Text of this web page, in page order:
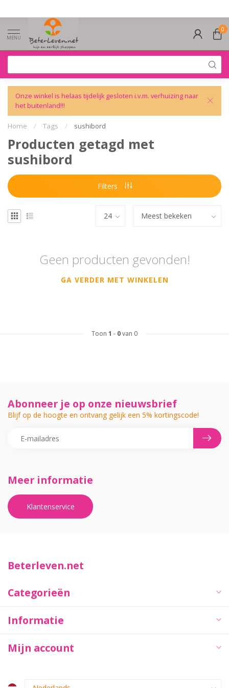
MENU
0
Onze winkel is helaas tijdelijk gesloten i.v.m. verhuizing naar
het buitenland!!!
Home / Tags / sushibord
Producten getagd met
sushibord
Filters
Geen producten gevonden!
GA VERDER MET WINKELEN
Toon 1 - 0van 0
Meer informatie
Klantenservice
Abonneer je op onze nieuwsbrief
Blijf op de hoogte en ontvang gelijk een 5% kortingscode!
Beterleven.net
Categorieën
Informatie
Mijn account